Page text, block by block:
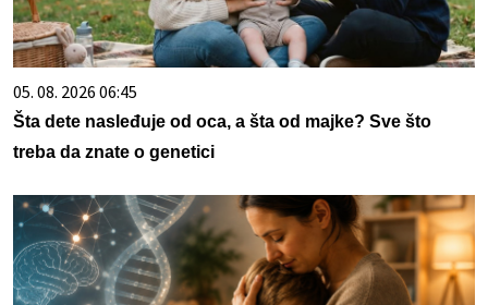
05. 08. 2026 06:45
Šta dete nasleđuje od oca, a šta od majke? Sve što
treba da znate o genetici